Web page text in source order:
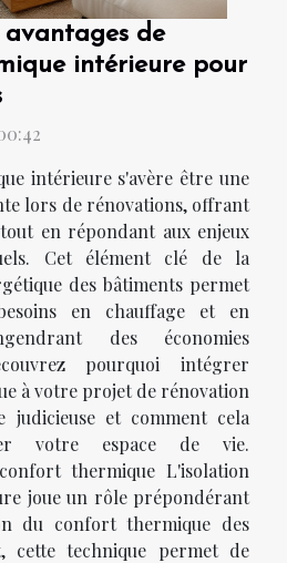
avantages de
intérieure pour
intérieure s'avère être une
lors de rénovations, offrant
en répondant aux enjeux
Cet élément clé de la
des bâtiments permet
en chauffage et en
des économies
pourquoi intégrer
à votre projet de rénovation
judicieuse et comment cela
votre espace de vie.
thermique L'isolation
joue un rôle prépondérant
du confort thermique des
cette technique permet de